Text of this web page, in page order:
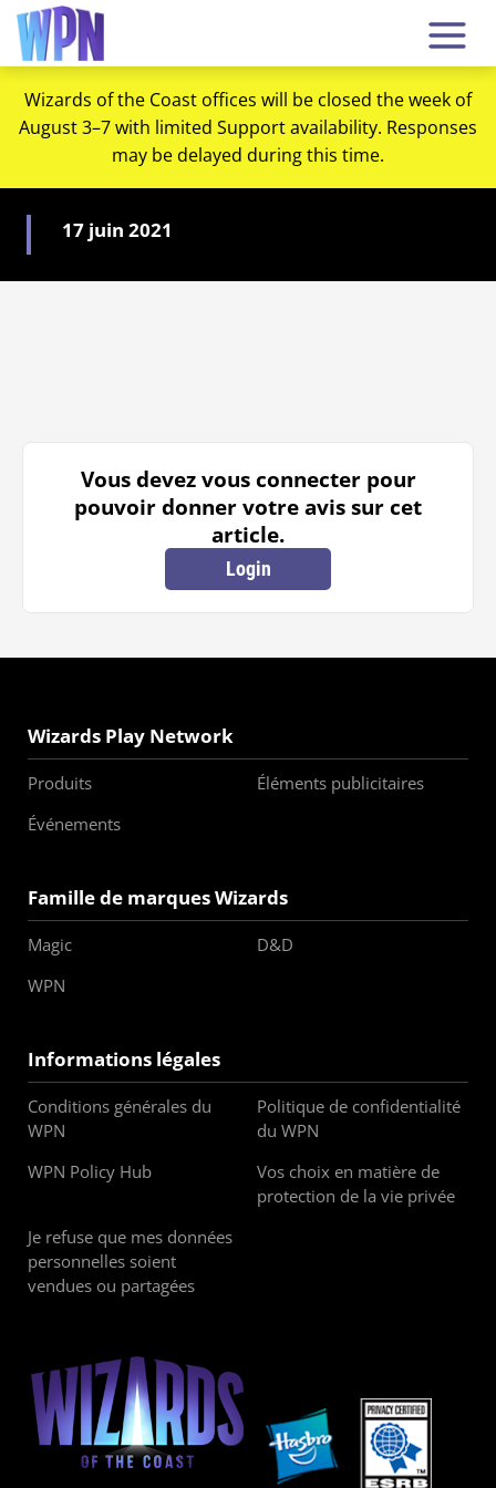
Wizards of the Coast offices will be closed the week of
August 3–7 with limited Support availability. Responses
may be delayed during this time.
17 juin 2021
Vous devez vous connecter pour
pouvoir donner votre avis sur cet
article.
Login
Wizards Play Network
Produits
Éléments publicitaires
Événements
Famille de marques Wizards
Magic
D&D
WPN
Informations légales
Conditions générales du
WPN
Politique de confidentialité
du WPN
WPN Policy Hub
Vos choix en matière de
protection de la vie privée
Je refuse que mes données
personnelles soient
vendues ou partagées